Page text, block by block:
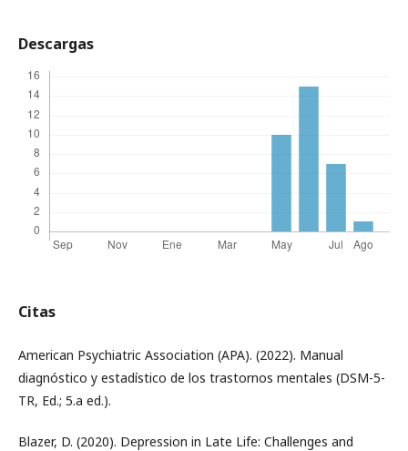
Descargas
Citas
American Psychiatric Association (APA). (2022). Manual
diagnóstico y estadístico de los trastornos mentales (DSM-5-
TR, Ed.; 5.a ed.).
Blazer, D. (2020). Depression in Late Life: Challenges and